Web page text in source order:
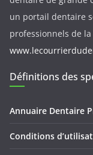
un portail dentaire
professionnels de
Définitions des
Annuaire Dentaire
Conditions